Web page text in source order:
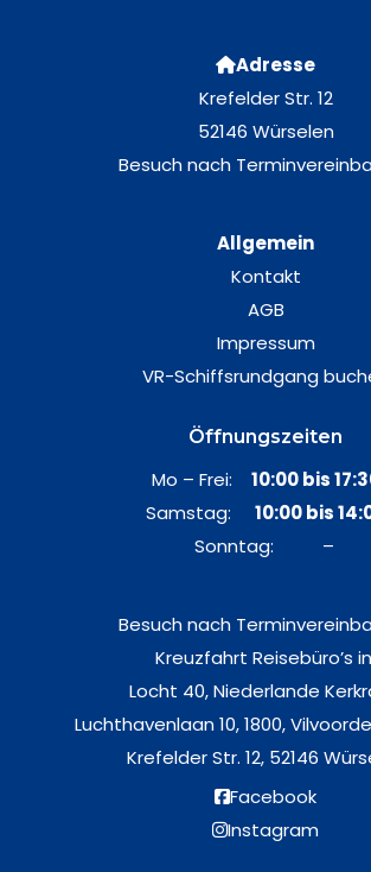
Adresse
Krefelder Str. 12
52146 Würselen
Besuch nach
Allgemein
Kontakt
AGB
Impressum
VR-Schiffsrundgang
Öffnungszeiten
Mo – Frei: 10:00 bis
Samstag: 10:00 bis
Sonntag: –
Besuch nach
Kreuzfahrt Reisebüro’s
Locht 40, Niederlande
Luchthavenlaan 10, 1800,
Krefelder Str. 12, 52146
Facebook
Instagram